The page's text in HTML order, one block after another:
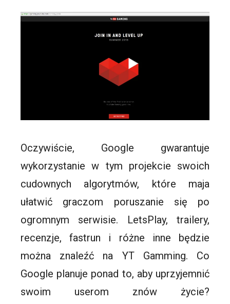
Oczywiście, Google gwarantuje
wykorzystanie w tym projekcie swoich
cudownych algorytmów, które maja
ułatwić graczom poruszanie się po
ogromnym serwisie. LetsPlay, trailery,
recenzje, fastrun i różne inne będzie
można znaleźć na YT Gamming. Co
Google planuje ponad to, aby uprzyjemnić
swoim userom znów życie?